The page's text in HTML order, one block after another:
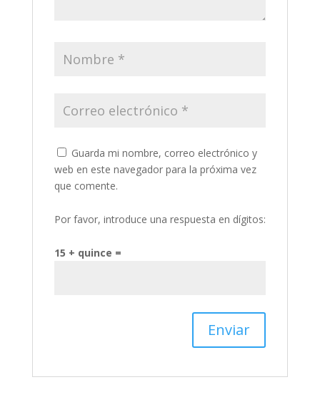
Guarda mi nombre, correo electrónico y
web en este navegador para la próxima vez
que comente.
Por favor, introduce una respuesta en dígitos:
15 + quince =